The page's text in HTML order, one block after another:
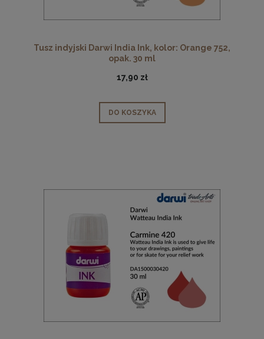
Tusz indyjski Darwi India Ink, kolor: Orange 752,
opak. 30 ml
17,90 zł
DO KOSZYKA